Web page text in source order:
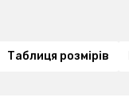
Таблиця розмірів